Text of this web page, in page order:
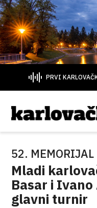
PRVI
52.
Mladi
Basar i
glavni turnir